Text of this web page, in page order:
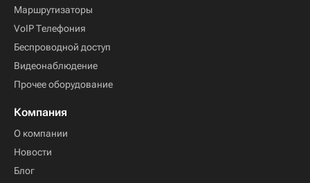
Маршрутизаторы
VoIP Телефония
Беспроводной доступ
Видеонаблюдение
Прочее оборудование
Компания
О компании
Новости
Блог